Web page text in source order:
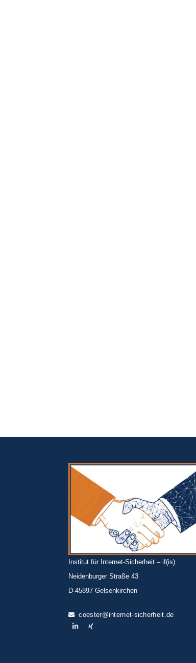
Institut für Internet-Sicherheit – if(is)
Neidenburger Straße 43
D-45897 Gelsenkirchen
coester@internet-sicherheit.de